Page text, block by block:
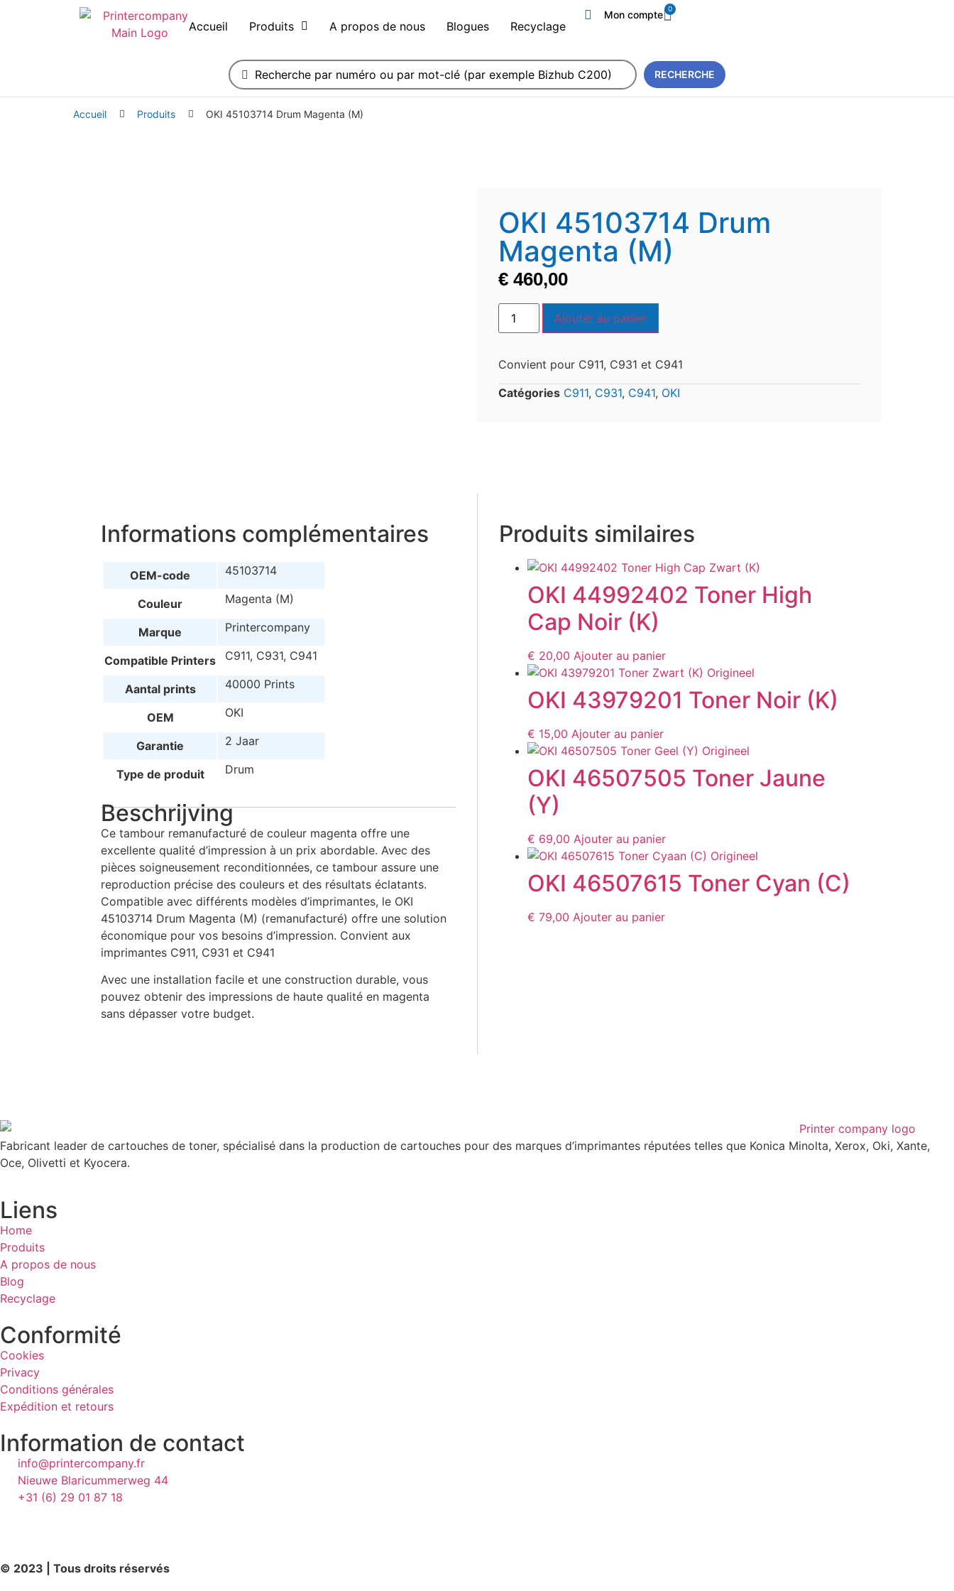
Accueil Produits A propos de nous Blogues Recyclage
Mon compte 0
RECHERCHE
Accueil Produits OKI 45103714 Drum Magenta (M)
OKI 45103714 Drum
Magenta (M)
€ 460,00
Ajouter au panier
Convient pour C911, C931 et C941
Catégories C911, C931, C941, OKI
Informations complémentaires
OEM-code 45103714
Couleur Magenta (M)
Marque Printercompany
Compatible Printers C911, C931, C941
Aantal prints 40000 Prints
OEM OKI
Garantie 2 Jaar
Type de produit Drum
Beschrijving
Ce tambour remanufacturé de couleur magenta offre une
excellente qualité d’impression à un prix abordable. Avec des
pièces soigneusement reconditionnées, ce tambour assure une
reproduction précise des couleurs et des résultats éclatants.
Compatible avec différents modèles d’imprimantes, le OKI
45103714 Drum Magenta (M) (remanufacturé) offre une solution
économique pour vos besoins d’impression. Convient aux
imprimantes C911, C931 et C941
Avec une installation facile et une construction durable, vous
pouvez obtenir des impressions de haute qualité en magenta
sans dépasser votre budget.
Produits similaires
OKI 44992402 Toner High
Cap Noir (K)
€ 20,00 Ajouter au panier
OKI 43979201 Toner Noir (K)
€ 15,00 Ajouter au panier
OKI 46507505 Toner Jaune
(Y)
€ 69,00 Ajouter au panier
OKI 46507615 Toner Cyan (C)
€ 79,00 Ajouter au panier
Fabricant leader de cartouches de toner, spécialisé dans la production de cartouches pour des marques d’imprimantes réputées telles que Konica Minolta, Xerox, Oki, Xante,
Oce, Olivetti et Kyocera.
Liens
Home
Produits
A propos de nous
Blog
Recyclage
Conformité
Cookies
Privacy
Conditions générales
Expédition et retours
Information de contact
info@printercompany.fr
Nieuwe Blaricummerweg 44
+31 (6) 29 01 87 18
© 2023 | Tous droits réservés